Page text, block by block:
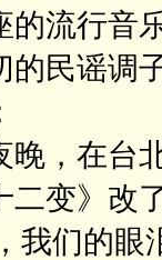
的流行音
的民谣调
晚，在台
二变》改
我们的